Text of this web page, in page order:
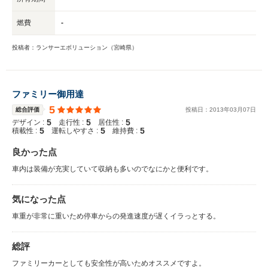
燃費 -
投稿者：ランサーエボリューション（宮崎県）
ファミリー御用達
総合評価 5 投稿日： 2013年03 月07日
デザイン : 5 走行性 : 5 居住性 : 5
積載性 : 5 運転しやすさ : 5 維持費 : 5
良かった点
車内は装備が充実していて収納も多いのでなにかと便利です。
気になった点
車重が非常に重いため停車からの発進速度が遅くイラっとする。
総評
ファミリーカーとしても安全性が高いためオススメですよ。